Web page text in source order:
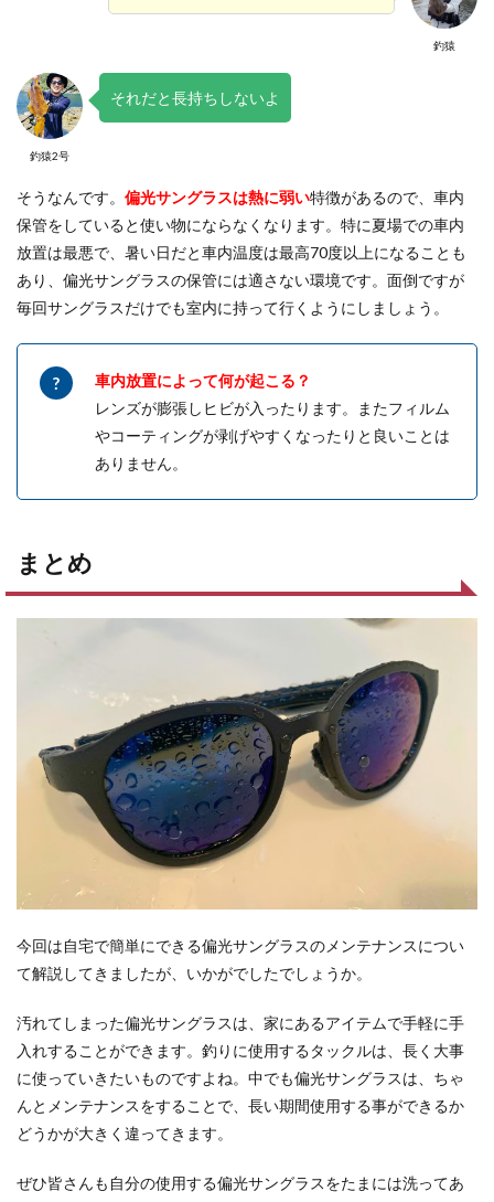
釣猿
釣猿2号
それだと長持ちしないよ
そうなんです。 偏光サングラスは熱に弱い特徴があるので、車内
保管をしていると使い物にならなくなります。特に夏場での車内
放置は最悪で、暑い日だと車内温度は最高70度以上になることも
あり、偏光サングラスの保管には適さない環境です。面倒ですが
毎回サングラスだけでも室内に持って行くようにしましょう。
車内放置によって何が起こる？
レンズが膨張しヒビが入ったります。またフィルム
やコーティングが剥げやすくなったりと良いことは
ありません。
まとめ
今回は自宅で簡単にできる偏光サングラスのメンテナンスについ
て解説してきましたが、いかがでしたでしょうか。
汚れてしまった偏光サングラスは、家にあるアイテムで手軽に手
入れすることができます。 釣りに使用するタックルは、長く大事
に使っていきたいものですよね。中でも偏光サングラスは、ちゃ
んとメンテナンスをすることで、長い期間使用する事ができるか
どうかが大きく違ってきます。
ぜひ皆さんも自分の使用する偏光サングラスをたまには洗ってあ